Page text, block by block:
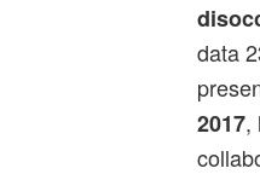
data
2017,